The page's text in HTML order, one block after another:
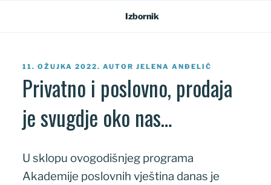
Izbornik
OBJAVLJENO
11. OŽUJKA 2022. AUTORJELENA ANĐELIĆ
Privatno i poslovno, prodaja
je svugdje oko nas…
U sklopu ovogodišnjeg programa
Akademije poslovnih vještina danas je